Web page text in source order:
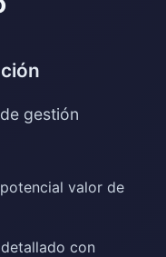
gestión
valor de
con